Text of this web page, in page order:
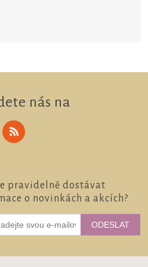
nás na
pravidelně dostávat
o novinkách a akcích?